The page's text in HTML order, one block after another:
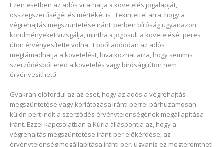
Ezen esetben az adós vitathatja a követelés jogalapját,
összegszerűségét és mértékét is. Tekintettel arra, hogy a
végrehajtás megszüntetése iránti perben bíróság ugyanazon
körülményeket vizsgálja, mintha a jogosult a követelését peres
úton érvényesítette volna. Ebből adódóan az adós
megtámadhatja a követelést, hivatkozhat arra, hogy semmis
szerződésből ered a követelés vagy bírósági úton nem
érvényesíthető.
Gyakran előfordul az az eset, hogy az adós a végrehajtás
megszüntetése vagy korlátozása iránti perrel párhuzamosan
külön pert indít a szerződés érvénytelenségének megállapítása
iránt. Ezzel kapcsolatban a Kúria álláspontja az, hogy a
végrehajtás megszüntetése iránti per előkérdése, az
érvénytelenség megállapítása iránti per, ugyanis ez megteremtheti